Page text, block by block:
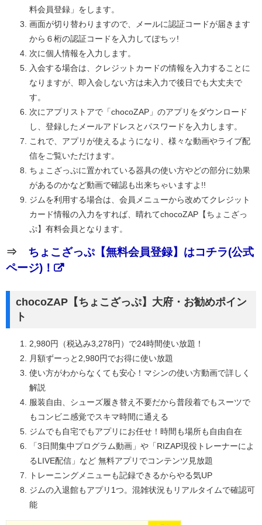
料会員登録」をします。
画面が切り替わりますので、メールに認証コードが届きます
から６桁の認証コードを入力してぽちッ!
次に個人情報を入力します。
入会する場合は、クレジットカードの情報を入力することに
なりますが、即入会しない方は未入力で後日でも大丈夫で
す。
次にアプリストアで「chocoZAP」のアプリをダウンロード
し、登録したメールアドレスとパスワードを入力します。
これで、アプリが使えるようになり、様々な動画やライブ配
信をご覧いただけます。
ちょこざっぷに置かれている器具の使い方やどの部分に効果
があるのかなど動画で確認も出来ちゃいますよ!!
ジムを利用する場合は、会員メニューから改めてクレジット
カード情報の入力をすれば、晴れてchocoZAP【ちょこざっ
ぷ】有料会員となります。
⇒ ちょこざっぷ【無料会員登録】はコチラ(公式
ページ)！
chocoZAP【ちょこざっぷ】大府・お勧めポイン
ト
2,980円（税込み3,278円）で24時間使い放題！
月額ずーっと2,980円でお得に使い放題
使い方がわからなくても安心！マシンの使い方動画で詳しく
解説
服装自由、シューズ履き替え不要だから普段着でもスーツで
もコンビニ感覚でスキマ時間に通える
ジムでも自宅でもアプリにお任せ！時間も場所も自由自在
「3日間集中プログラム動画」や「RIZAP現役トレーナーによ
るLIVE配信」など 無料アプリでコンテンツ見放題
トレーニングメニューも記録できるからやる気UP
ジムの入退館もアプリ1つ。混雑状況もリアルタイムで確認可
能